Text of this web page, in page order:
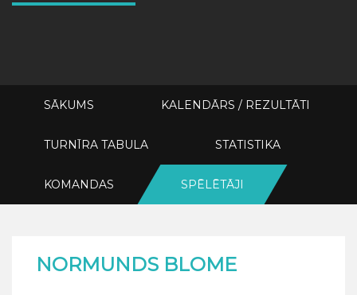
SĀKUMS KALENDĀRS / REZULTĀTI
TURNĪRA TABULA STATISTIKA
KOMANDAS SPĒLĒTĀJI
NORMUNDS BLOME